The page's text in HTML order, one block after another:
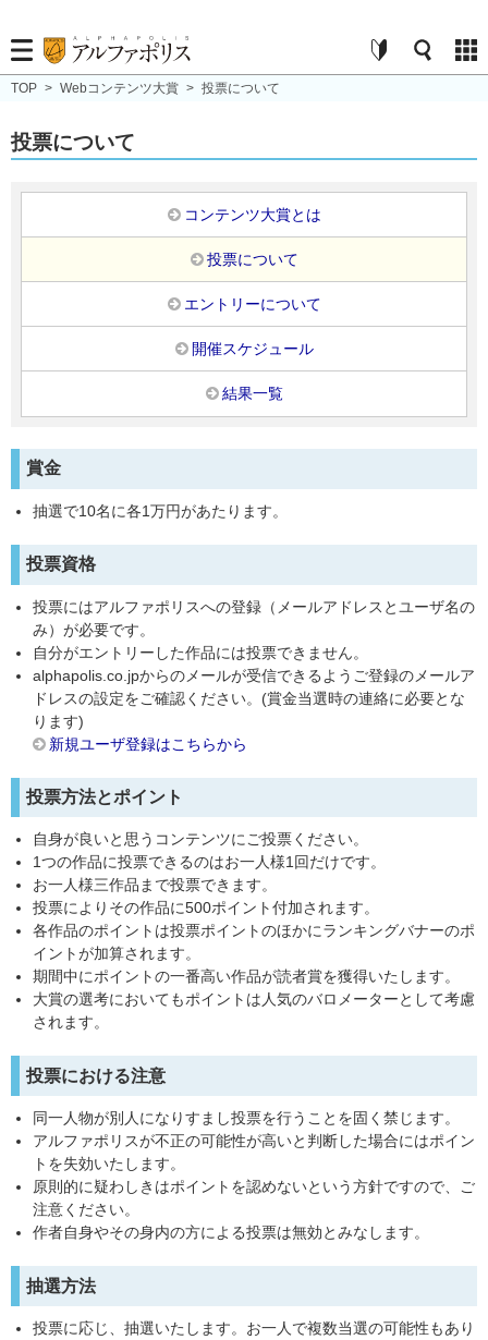
TOP > Webコンテンツ大賞 > 投票について
投票について
コンテンツ大賞とは
投票について
エントリーについて
開催スケジュール
結果一覧
賞金
抽選で10名に各1万円があたります。
投票資格
投票にはアルファポリスへの登録（メールアドレスとユーザ名の
み）が必要です。
自分がエントリーした作品には投票できません。
alphapolis.co.jpからのメールが受信できるようご登録のメールア
ドレスの設定をご確認ください。(賞金当選時の連絡に必要とな
ります)
新規ユーザ登録はこちらから
投票方法とポイント
自身が良いと思うコンテンツにご投票ください。
1つの作品に投票できるのはお一人様1回だけです。
お一人様三作品まで投票できます。
投票によりその作品に500ポイント付加されます。
各作品のポイントは投票ポイントのほかにランキングバナーのポ
イントが加算されます。
期間中にポイントの一番高い作品が読者賞を獲得いたします。
大賞の選考においてもポイントは人気のバロメーターとして考慮
されます。
投票における注意
同一人物が別人になりすまし投票を行うことを固く禁じます。
アルファポリスが不正の可能性が高いと判断した場合にはポイン
トを失効いたします。
原則的に疑わしきはポイントを認めないという方針ですので、ご
注意ください。
作者自身やその身内の方による投票は無効とみなします。
抽選方法
投票に応じ、抽選いたします。お一人で複数当選の可能性もあり